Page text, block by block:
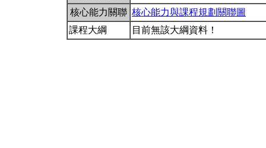
核心能力關聯 核心能力與課程規劃關聯圖
課程大綱
目前無該大綱資料！